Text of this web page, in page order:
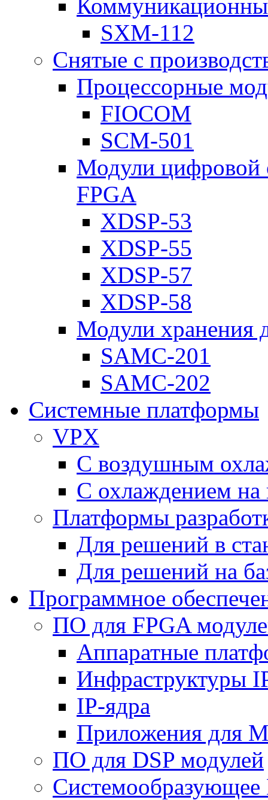
SXM-112
Снятые с
Процессорные
FIOCOM
SCM-501
Модули цифровой
FPGA
XDSP-53
XDSP-55
XDSP-57
XDSP-58
Модули хранения
SAMC-201
SAMC-202
Системные платформы
VPX
С воздушным
С охлаждением на
Платформы
Для решений в
Для решений на
Программное
ПО для FPGA
Аппаратные
Инфраструктуры
IP-ядра
Приложения для
ПО для DSP модулей